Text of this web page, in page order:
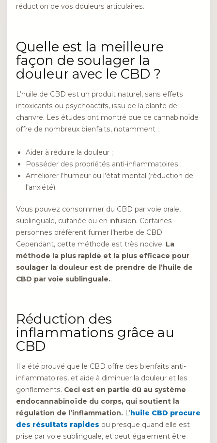
réduction de vos douleurs articulaires.
Quelle est la meilleure
façon de soulager la
douleur avec le CBD ?
L’huile de CBD est un produit naturel, sans effets
intoxicants ou psychoactifs, issu de la plante de
chanvre. Les études ont montré que ce cannabinoïde
offre de nombreux bienfaits, notamment :
Aider à réduire la douleur ;
Posséder des propriétés anti-inflammatoires ;
Améliorer l’humeur ou l’état mental (réduction de
l’anxiété).
Vous pouvez consommer du CBD par voie orale,
sublinguale, cutanée ou en infusion. Certaines
personnes préfèrent fumer l’herbe de CBD.
Cependant, cette méthode est très nocive. La
méthode la plus rapide et la plus efficace pour
soulager la douleur est de prendre de l’huile de
CBD par voie sublinguale..
Réduction des
inflammations grâce au
CBD
Il a été prouvé que le CBD offre des bienfaits anti-
inflammatoires, et aide à diminuer la douleur et les
gonflements. Ceci est en partie dû au système
endocannabinoïde du corps, qui soutient la
régulation de l’inflammation. L’huile CBD procure
des résultats rapides ou presque quand elle est
prise par voie sublinguale, et peut également être